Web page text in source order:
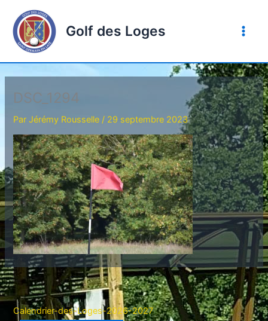
contenu
Golf des Loges
DSC_1294
ParJérémy Rousselle / 29 septembre 2023
Calendrier-des-Loges-2026-2027